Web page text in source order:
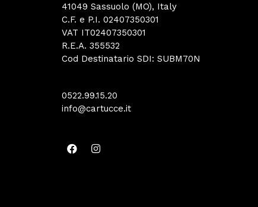
41049 Sassuolo (MO), Italy
C.F. e P.I. 02407350301
VAT IT02407350301
R.E.A. 355532
Cod Destinatario SDI: SUBM70N
0522.99.15.20
info@cartucce.it